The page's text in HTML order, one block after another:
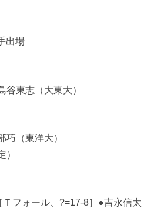
出場
谷東志（大東大）
巧（東洋大）
）
フォール、?=17-8］●吉永信太